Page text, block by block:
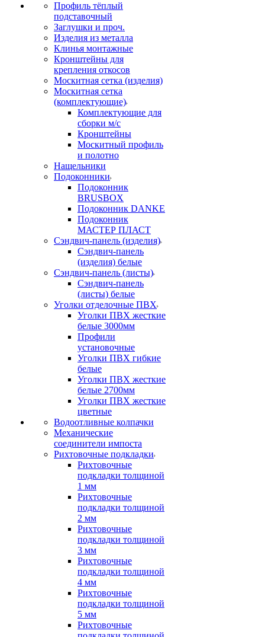
Профиль тёплый
подставочный
Заглушки и проч.
Изделия из металла
Клинья монтажные
Кронштейны для
крепления откосов
Москитная сетка (изделия)
Москитная сетка
(комплектующие)
Комплектующие для
сборки м/с
Кронштейны
Москитный профиль
и полотно
Нащельники
Подоконники
Подоконник
BRUSBOX
Подоконник DANKE
Подоконник
МАСТЕР ПЛАСТ
Сэндвич-панель (изделия)
Сэндвич-панель
(изделия) белые
Сэндвич-панель (листы)
Сэндвич-панель
(листы) белые
Уголки отделочные ПВХ
Уголки ПВХ жесткие
белые 3000мм
Профили
установочные
Уголки ПВХ гибкие
белые
Уголки ПВХ жесткие
белые 2700мм
Уголки ПВХ жесткие
цветные
Водоотливные колпачки
Механические
соединители импоста
Рихтовочные подкладки
Рихтовочные
подкладки толщиной
1 мм
Рихтовочные
подкладки толщиной
2 мм
Рихтовочные
подкладки толщиной
3 мм
Рихтовочные
подкладки толщиной
4 мм
Рихтовочные
подкладки толщиной
5 мм
Рихтовочные